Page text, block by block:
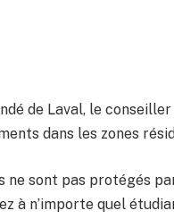
de Laval, le
dans les zones
ne sont pas protégés
à n’importe quel